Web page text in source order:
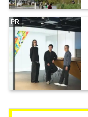
PR